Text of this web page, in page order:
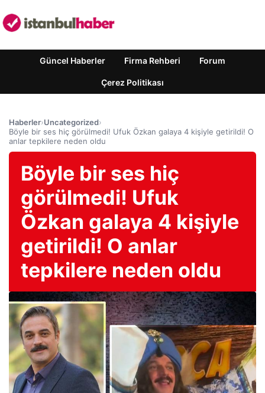
Güncel Haberler Firma Rehberi Forum
Çerez Politikası
Haberler›Uncategorized›
Böyle bir ses hiç görülmedi! Ufuk Özkan galaya 4 kişiyle getirildi! O
anlar tepkilere neden oldu
Böyle bir ses hiç
görülmedi! Ufuk
Özkan galaya 4 kişiyle
getirildi! O anlar
tepkilere neden oldu